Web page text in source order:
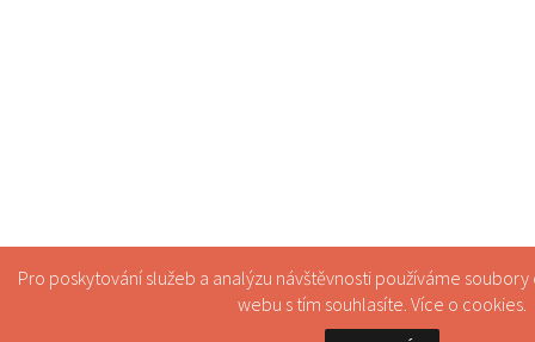
Pro poskytování služeb a analýzu návštěvnosti používáme
webu s tím souhlasíte. Více o cookies.